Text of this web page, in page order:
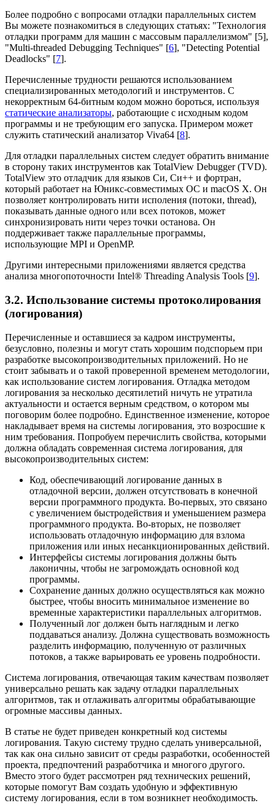
Более подробно с вопросами отладки параллельных систем
Вы можете познакомиться в следующих статьях: "Технология
отладки программ для машин с массовым параллелизмом" [5],
"Multi-threaded Debugging Techniques" [6], "Detecting Potential
Deadlocks" [7].
Перечисленные трудности решаются использованием
специализированных методологий и инструментов. С
некорректным 64-битным кодом можно бороться, используя
статические анализаторы, работающие с исходным кодом
программы и не требующим его запуска. Примером может
служить статический анализатор Viva64 [8].
Для отладки параллельных систем следует обратить внимание
в сторону таких инструментов как TotalView Debugger (TVD).
TotalView это отладчик для языков Си, Си++ и фортран,
который работает на Юникс-совместимых ОС и macOS X. Он
позволяет контролировать нити исполения (потоки, thread),
показывать данные одного или всех потоков, может
синхронизировать нити через точки останова. Он
поддерживает также параллельные программы,
использующие MPI и OpenMP.
Другими интересными приложениями является средства
анализа многопоточности Intel® Threading Analysis Tools [9].
3.2. Использование системы протоколирования
(логирования)
Перечисленные и оставшиеся за кадром инструменты,
безусловно, полезны и могут стать хорошим подспорьем при
разработке высокопроизводительных приложений. Но не
стоит забывать и о такой проверенной временем методологии,
как использование систем логирования. Отладка методом
логирования за несколько десятилетий ничуть не утратила
актуальности и остается верным средством, о котором мы
поговорим более подробно. Единственное изменение, которое
накладывает время на системы логирования, это возросшие к
ним требования. Попробуем перечислить свойства, которыми
должна обладать современная система логирования, для
высокопроизводительных систем:
Код, обеспечивающий логирование данных в
отладочной версии, должен отсутствовать в конечной
версии программного продукта. Во-первых, это связано
с увеличением быстродействия и уменьшением размера
программного продукта. Во-вторых, не позволяет
использовать отладочную информацию для взлома
приложения или иных несанкционированных действий.
Интерфейсы системы логирования должны быть
лаконичны, чтобы не загромождать основной код
программы.
Сохранение данных должно осуществляться как можно
быстрее, чтобы вносить минимальное изменение во
временные характеристики параллельных алгоритмов.
Полученный лог должен быть наглядным и легко
поддаваться анализу. Должна существовать возможность
разделить информацию, полученную от различных
потоков, а также варьировать ее уровень подробности.
Система логирования, отвечающая таким качествам позволяет
универсально решать как задачу отладки параллельных
алгоритмов, так и отлаживать алгоритмы обрабатывающие
огромные массивы данных.
В статье не будет приведен конкретный код системы
логирования. Такую систему трудно сделать универсальной,
так как она сильно зависит от среды разработки, особенностей
проекта, предпочтений разработчика и многого другого.
Вместо этого будет рассмотрен ряд технических решений,
которые помогут Вам создать удобную и эффективную
систему логирования, если в том возникнет необходимость.